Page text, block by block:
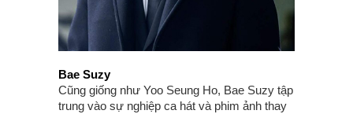
Bae Suzy
Cũng giống như Yoo Seung Ho, Bae Suzy tập
trung vào sự nghiệp ca hát và phim ảnh thay